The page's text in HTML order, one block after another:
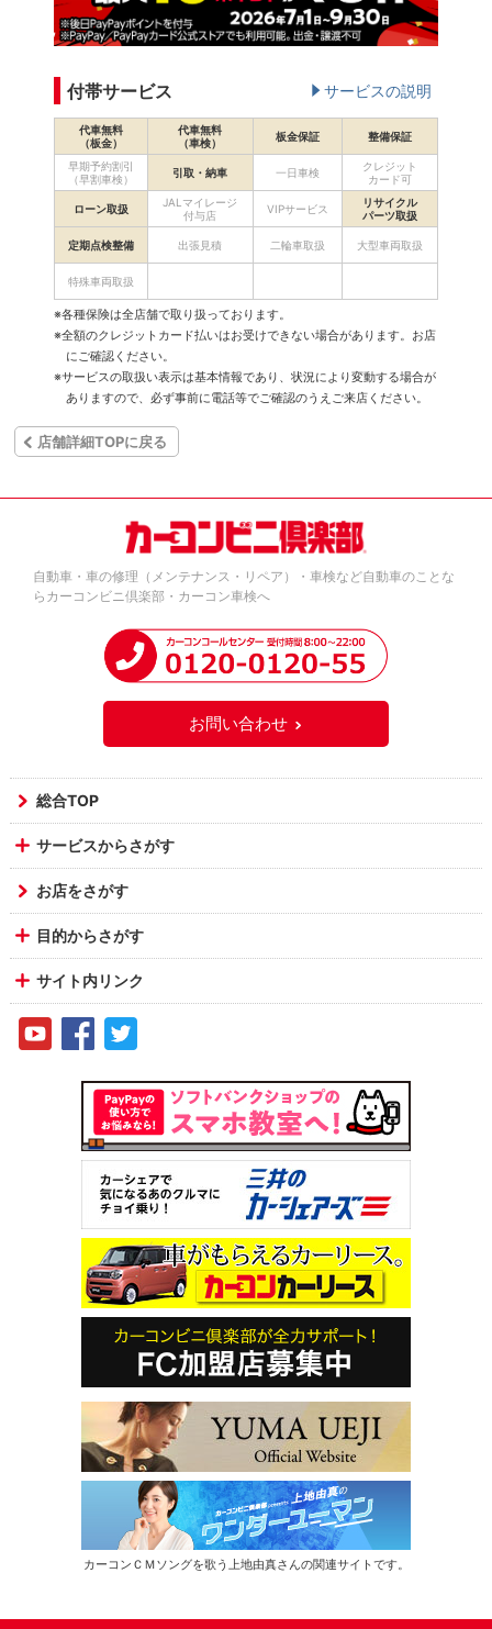
付帯サービス サービスの説明
代車無料
（板金）
代車無料
（車検）
板金保証 整備保証
早期予約割引
（早割車検）
引取・納車 一日車検
クレジット
カード可
ローン取扱
JALマイレージ
付与店
VIPサービス
リサイクル
パーツ取扱
定期点検整備 出張見積 二輪車取扱 大型車両取扱
特殊車両取扱
※各種保険は全店舗で取り扱っております。
※全額のクレジットカード払いはお受けできない場合があります。お店
にご確認ください。
※サービスの取扱い表示は基本情報であり、状況により変動する場合が
ありますので、必ず事前に電話等でご確認のうえご来店ください。
店舗詳細TOPに戻る
自動車・車の修理（メンテナンス・リペア）・車検など自動車のことな
らカーコンビニ倶楽部・カーコン車検へ
お問い合わせ
総合TOP
サービスからさがす
お店をさがす
目的からさがす
サイト内リンク
カーコンＣＭソングを歌う上地由真さんの関連サイトです。